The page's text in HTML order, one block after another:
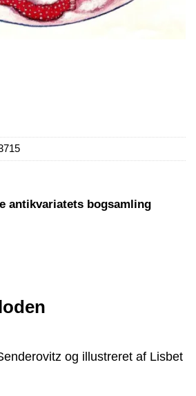
antikvariatets bogsamling
og illustreret af Lisbet